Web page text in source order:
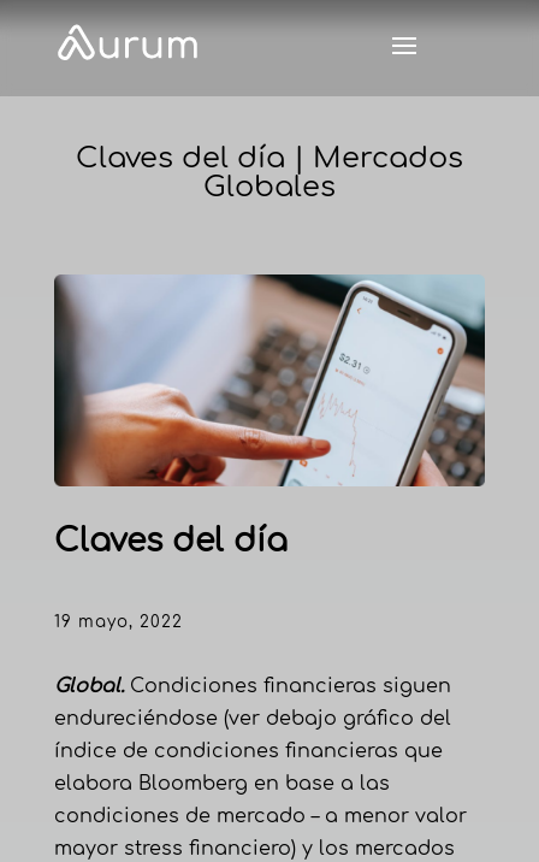
Claves del día | Mercados
Globales
Claves del día
19 mayo, 2022
Global. Condiciones financieras siguen
endureciéndose (ver debajo gráfico del
índice de condiciones financieras que
elabora Bloomberg en base a las
condiciones de mercado – a menor valor
mayor stress financiero) y los mercados